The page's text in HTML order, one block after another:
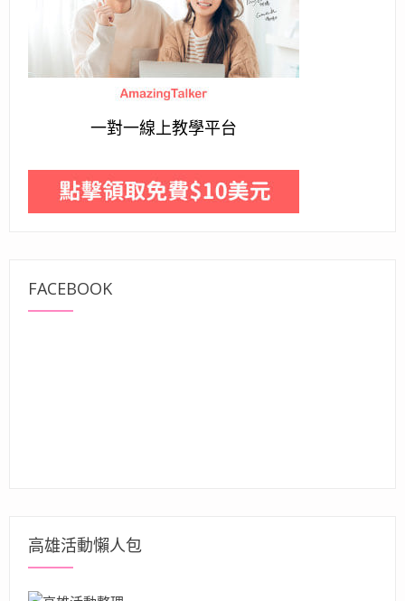
一對一線上教學平台
FACEBOOK
高雄活動懶人包